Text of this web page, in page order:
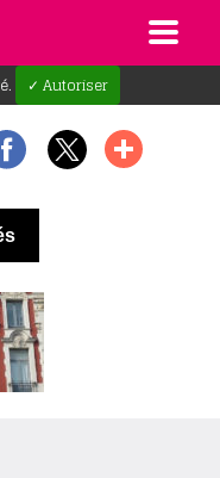
✓ Autoriser